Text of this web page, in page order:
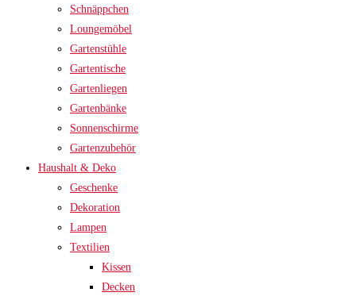
Schnäppchen
Loungemöbel
Gartenstühle
Gartentische
Gartenliegen
Gartenbänke
Sonnenschirme
Gartenzubehör
Haushalt & Deko
Geschenke
Dekoration
Lampen
Textilien
Kissen
Decken